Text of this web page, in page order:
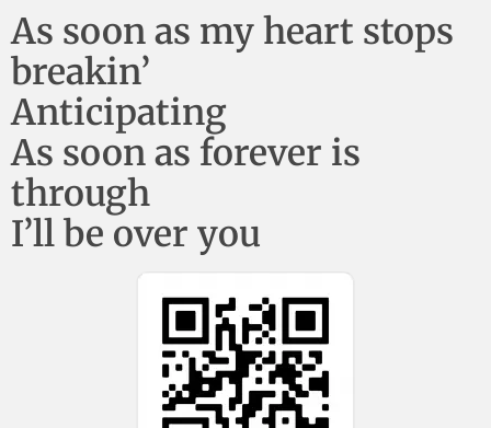
As soon as my heart stops
breakin’
Anticipating
As soon as forever is
through
I’ll be over you